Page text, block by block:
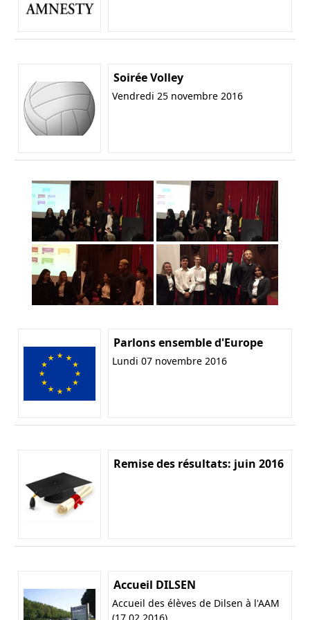
Soirée Volley
Vendredi 25 novembre 2016
Parlons ensemble d'Europe
Lundi 07 novembre 2016
Remise des résultats: juin 2016
Accueil DILSEN
Accueil des élèves de Dilsen à l'AAM